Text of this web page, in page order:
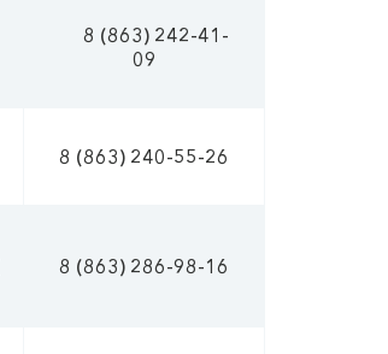
8 (863) 242-41-
09
8 (863) 240-55-26
8 (863) 286-98-16